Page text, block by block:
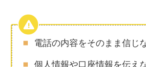
電話の内容をそのまま信じ
個人情報や口座情報を伝え